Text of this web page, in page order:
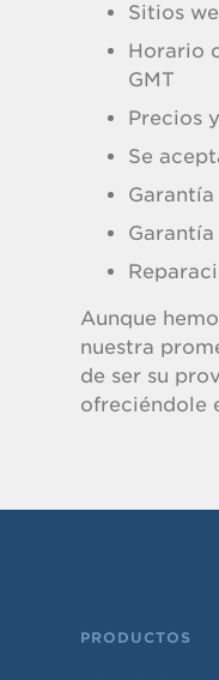
Sitios
Horario
GMT
Precios
Se
Aunque
nuestra
de ser su
ofreciéndole
PRODUCTOS